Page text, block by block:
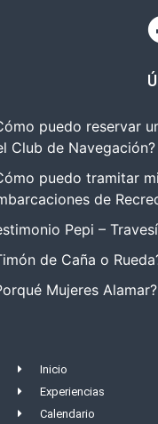
puedo reservar
Club de Navegación?
puedo tramitar
de
Pepi –
de Caña o
Mujeres Alamar?
Inicio
Experiencias
Calendario